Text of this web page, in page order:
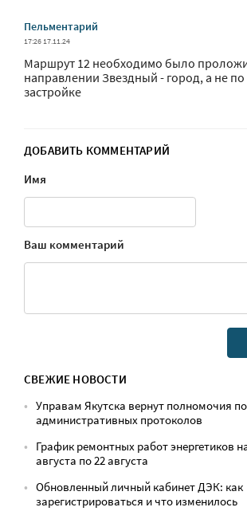
Пельментарий
17:26 17.11.24
Маршрут 12 необходимо было
направлении Звездный - город, а не
застройке
ДОБАВИТЬ КОММЕНТАРИЙ
Имя
Ваш комментарий
СВЕЖИЕ НОВОСТИ
Управам Якутска вернут полномочия
административных протоколов
График ремонтных работ энергетиков
августа по 22 августа
Обновленный личный кабинет ДЭК: как
зарегистрироваться и что изменилось